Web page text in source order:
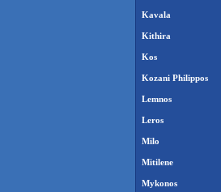
Kavala
Kithira
Kos
Kozani Philippos
Lemnos
Leros
Milo
Mitilene
Mykonos